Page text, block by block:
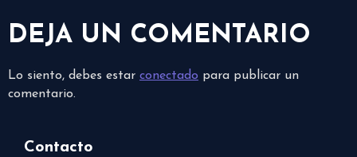
DEJA UN COMENTARIO
Lo siento, debes estar conectado para publicar un
comentario.
Contacto